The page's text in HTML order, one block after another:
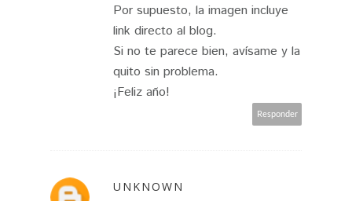
Por supuesto, la imagen incluye
link directo al blog.
Si no te parece bien, avísame y la
quito sin problema.
¡Feliz año!
Responder
UNKNOWN